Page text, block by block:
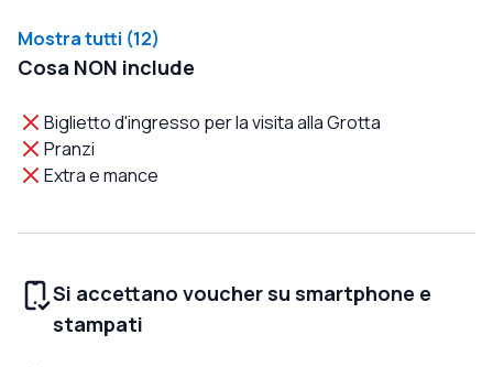
Mostra tutti (12)
Cosa NON include
Biglietto d'ingresso per la visita alla Grotta
Pranzi
Extra e mance
Si accettano voucher su smartphone e
stampati